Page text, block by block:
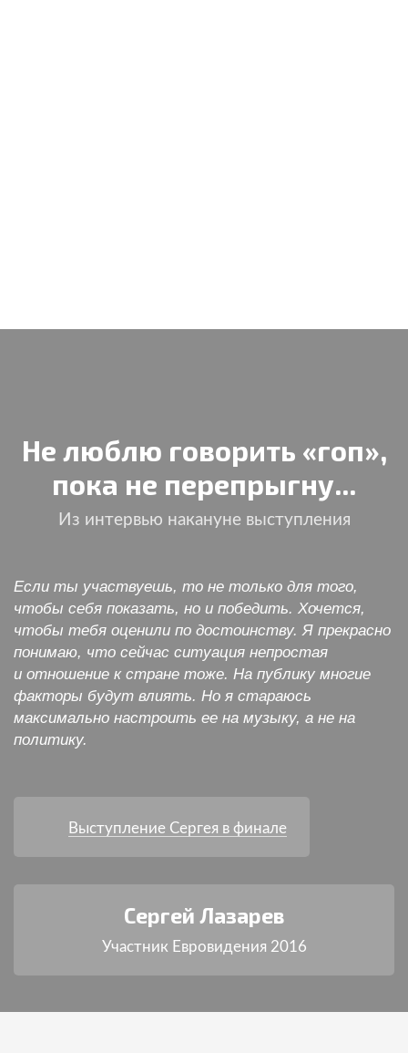
Не люблю говорить «гоп»,
пока не перепрыгну...
Из интервью накануне выступления
Если ты участвуешь, то не только для того,
чтобы себя показать, но и победить. Хочется,
чтобы тебя оценили по достоинству. Я прекрасно
понимаю, что сейчас ситуация непростая
и отношение к стране тоже. На публику многие
факторы будут влиять. Но я стараюсь
максимально настроить ее на музыку, а не на
политику.
Выступление Сергея в финале
Сергей Лазарев
Участник Евровидения 2016